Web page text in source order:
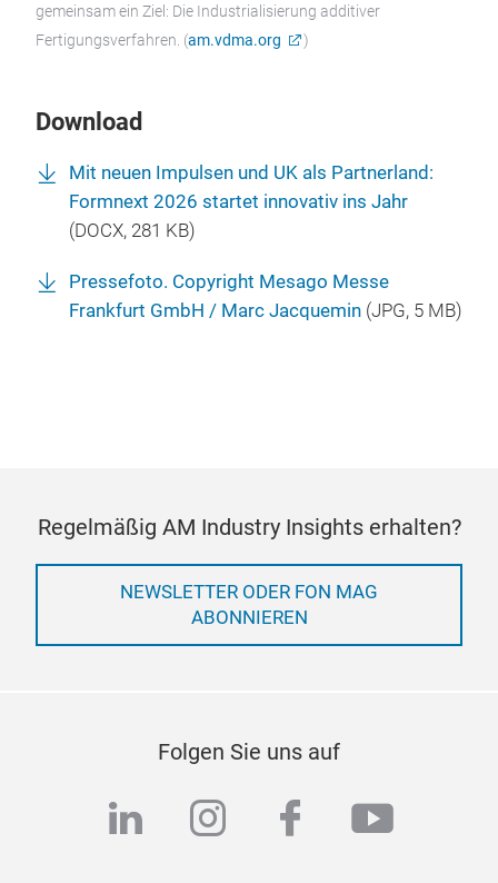
gemeinsam ein Ziel: Die Industrialisierung additiver
Fertigungsverfahren. (am.vdma.org )
Download
Mit neuen Impulsen und UK als Partnerland:
Formnext 2026 startet innovativ ins Jahr
(DOCX, 281 KB)
Pressefoto. Copyright Mesago Messe
Frankfurt GmbH / Marc Jacquemin (JPG, 5 MB)
Regelmäßig AM Industry Insights erhalten?
NEWSLETTER ODER FON MAG
ABONNIEREN
Folgen Sie uns auf
linkedininstagram
facebook